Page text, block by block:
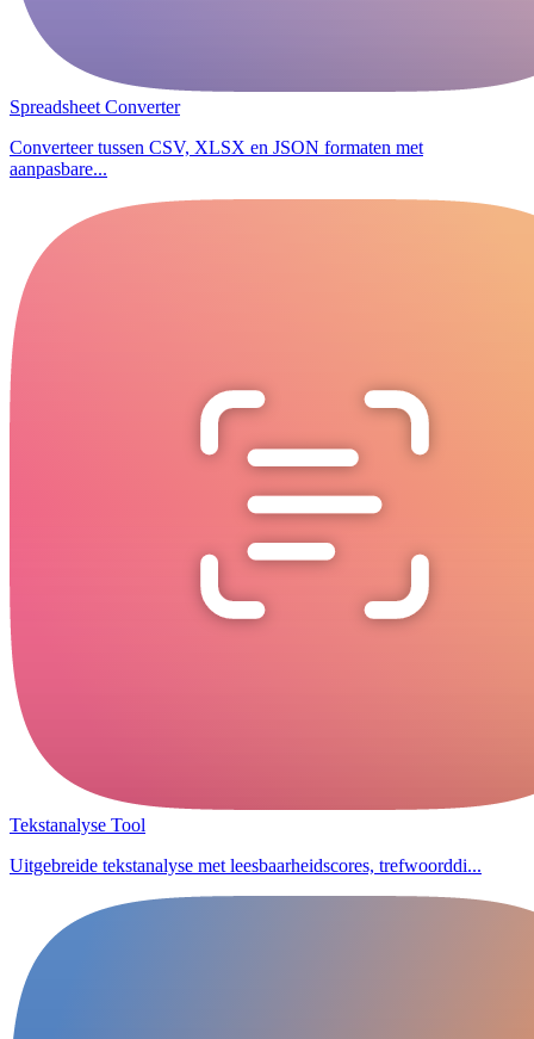
Spreadsheet Converter
Converteer tussen CSV, XLSX en JSON formaten met
aanpasbare...
Tekstanalyse Tool
Uitgebreide tekstanalyse met leesbaarheidscores, trefwoorddi...